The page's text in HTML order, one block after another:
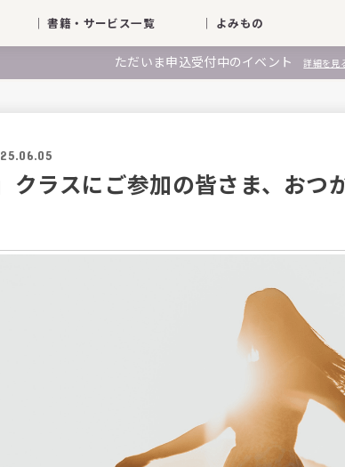
｜ 書籍・サービス一覧 ｜ よみもの
ただいま申込受付中のイベント 詳細を見
クラスにご参加の皆さま、おつ